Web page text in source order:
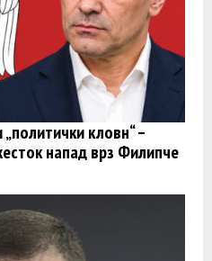
кловн“ –
напад врз Филипче